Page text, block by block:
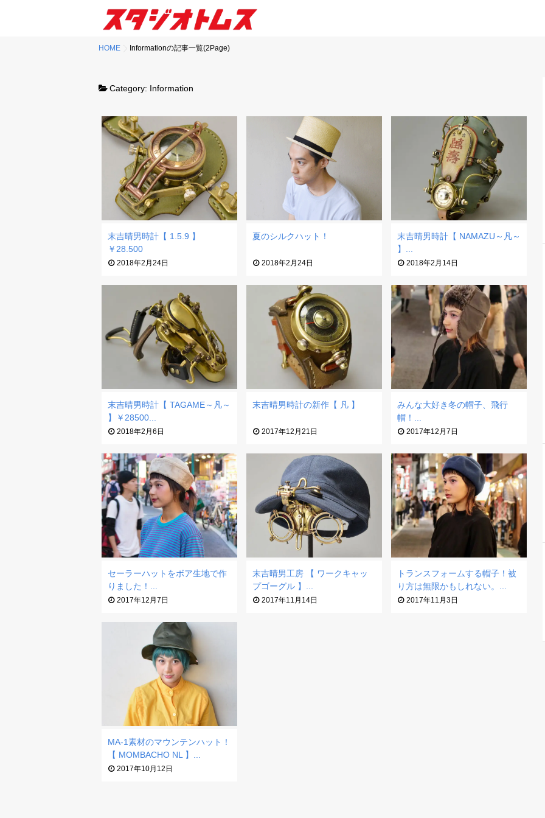
HOME Informationの記事一覧(2Page)
Category: Information
末吉晴男時計【 1.5.9 】
￥28.500
2018年2月24日
夏のシルクハット！
2018年2月24日
末吉晴男時計【 NAMAZU～凡～
】...
2018年2月14日
末吉晴男時計【 TAGAME～凡～
】￥28500...
2018年2月6日
末吉晴男時計の新作【 凡 】
2017年12月21日
みんな大好き冬の帽子、飛行
帽！...
2017年12月7日
セーラーハットをボア生地で作
りました！...
2017年12月7日
末吉晴男工房 【 ワークキャッ
プゴーグル 】...
2017年11月14日
トランスフォームする帽子！被
り方は無限かもしれない。...
2017年11月3日
MA-1素材のマウンテンハット！
【 MOMBACHO NL 】...
2017年10月12日